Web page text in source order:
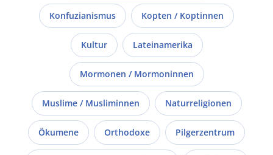
Konfuzianismus Kopten / Koptinnen
Kultur Lateinamerika
Mormonen / Mormoninnen
Muslime / Musliminnen Naturreligionen
Ökumene Orthodoxe Pilgerzentrum